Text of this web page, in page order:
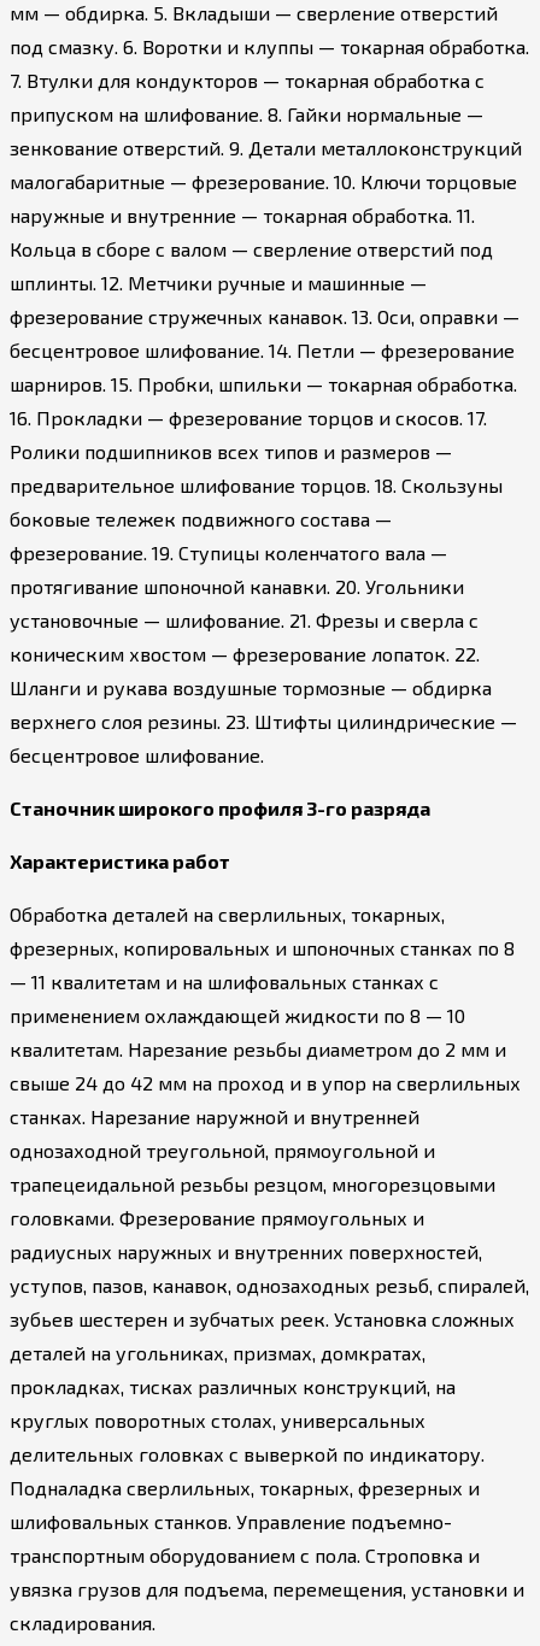
мм — обдирка. 5. Вкладыши — сверление отверстий
под смазку. 6. Воротки и клуппы — токарная обработка.
7. Втулки для кондукторов — токарная обработка с
припуском на шлифование. 8. Гайки нормальные —
зенкование отверстий. 9. Детали металлоконструкций
малогабаритные — фрезерование. 10. Ключи торцовые
наружные и внутренние — токарная обработка. 11.
Кольца в сборе с валом — сверление отверстий под
шплинты. 12. Метчики ручные и машинные —
фрезерование стружечных канавок. 13. Оси, оправки —
бесцентровое шлифование. 14. Петли — фрезерование
шарниров. 15. Пробки, шпильки — токарная обработка.
16. Прокладки — фрезерование торцов и скосов. 17.
Ролики подшипников всех типов и размеров —
предварительное шлифование торцов. 18. Скользуны
боковые тележек подвижного состава —
фрезерование. 19. Ступицы коленчатого вала —
протягивание шпоночной канавки. 20. Угольники
установочные — шлифование. 21. Фрезы и сверла с
коническим хвостом — фрезерование лопаток. 22.
Шланги и рукава воздушные тормозные — обдирка
верхнего слоя резины. 23. Штифты цилиндрические —
бесцентровое шлифование.
Станочник широкого профиля 3-го разряда
Характеристика работ
Обработка деталей на сверлильных, токарных,
фрезерных, копировальных и шпоночных станках по 8
— 11 квалитетам и на шлифовальных станках с
применением охлаждающей жидкости по 8 — 10
квалитетам. Нарезание резьбы диаметром до 2 мм и
свыше 24 до 42 мм на проход и в упор на сверлильных
станках. Нарезание наружной и внутренней
однозаходной треугольной, прямоугольной и
трапецеидальной резьбы резцом, многорезцовыми
головками. Фрезерование прямоугольных и
радиусных наружных и внутренних поверхностей,
уступов, пазов, канавок, однозаходных резьб, спиралей,
зубьев шестерен и зубчатых реек. Установка сложных
деталей на угольниках, призмах, домкратах,
прокладках, тисках различных конструкций, на
круглых поворотных столах, универсальных
делительных головках с выверкой по индикатору.
Подналадка сверлильных, токарных, фрезерных и
шлифовальных станков. Управление подъемно-
транспортным оборудованием с пола. Строповка и
увязка грузов для подъема, перемещения, установки и
складирования.